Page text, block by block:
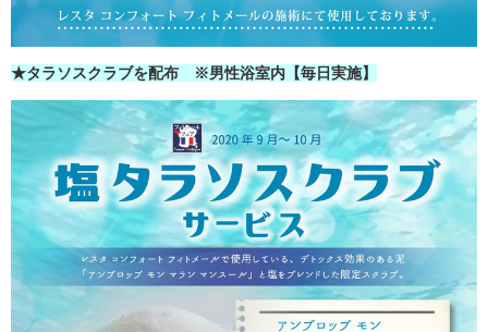
★タラソスクラブを配布 ※男性浴室内【毎日実施】